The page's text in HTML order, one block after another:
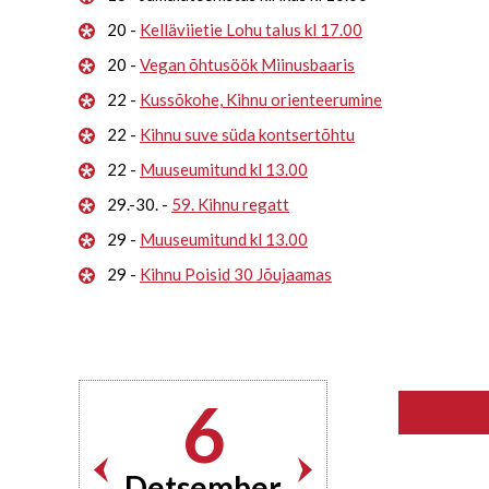
20 - Kelläviietie Lohu talus kl 17.00
20 - Vegan õhtusöök Miinusbaaris
22 - Kussõkohe, Kihnu orienteerumine
22 - Kihnu suve süda kontsertõhtu
22 - Muuseumitund kl 13.00
29.-30. - 59. Kihnu regatt
29 - Muuseumitund kl 13.00
29 - Kihnu Poisid 30 Jõujaamas
6